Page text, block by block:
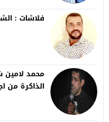
فلاشات :
محمد
الذاكرة من